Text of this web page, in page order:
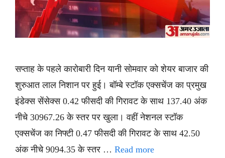
सप्ताह के पहले कारोबारी दिन यानी सोमवार को शेयर बाजार की
शुरुआत लाल निशान पर हुई। बॉम्बे स्टॉक एक्सचेंज का प्रमुख
इंडेक्स सेंसेक्स 0.42 फीसदी की गिरावट के साथ 137.40 अंक
नीचे 30967.26 के स्तर पर खुला। वहीं नेशनल स्टॉक
एक्सचेंज का निफ्टी 0.47 फीसदी की गिरावट के साथ 42.50
अंक नीचे 9094.35 के स्तर … Read more